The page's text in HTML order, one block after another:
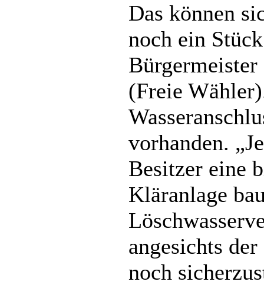
Das können
noch ein
(Freie
vorhanden.
Besitzer eine
Kläranlage
angesichts
noch